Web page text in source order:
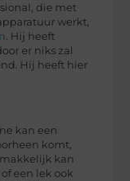
die met
werkt,
. Hij heeft
er niks zal
Hij heeft hier
kan een
komt,
kan
een lek ook